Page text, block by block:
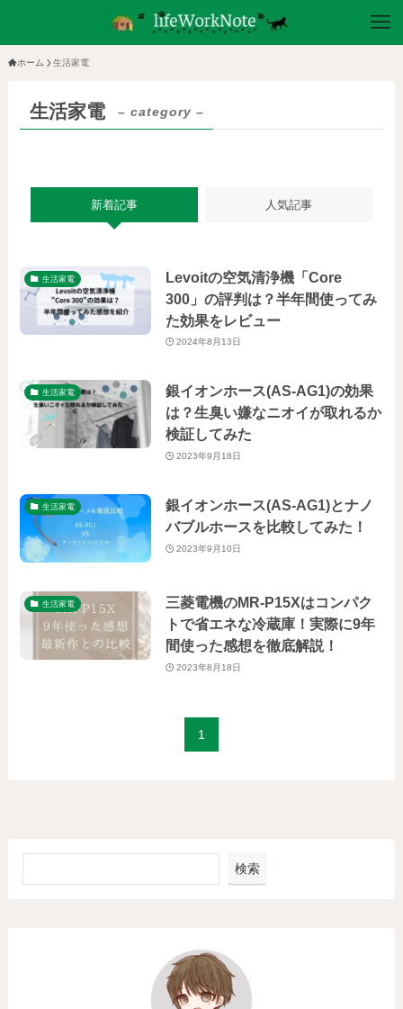
ホーム 生活家電
生活家電 – category –
新着記事 人気記事
生活家電
Levoitの空気清浄機「Core
300」の評判は？半年間使ってみ
た効果をレビュー
2024年8月13日
生活家電
銀イオンホース(AS-AG1)の効果
は？生臭い嫌なニオイが取れるか
検証してみた
2023年9月18日
生活家電
銀イオンホース(AS-AG1)とナノ
バブルホースを比較してみた！
2023年9月10日
生活家電
三菱電機のMR-P15Xはコンパク
トで省エネな冷蔵庫！実際に9年
間使った感想を徹底解説！
2023年8月18日
1
検索